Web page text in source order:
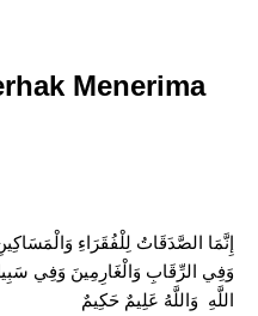
Menerima
إِنَّمَا الصَّدَقَاتُ لِلْفُقَرَاءِ
وَفِي الرِّقَابِ وَالْغَارِمِينَ وَفِي
اللَّهِ وَاللَّهُ عَلِيمٌ حَكِيمٌ